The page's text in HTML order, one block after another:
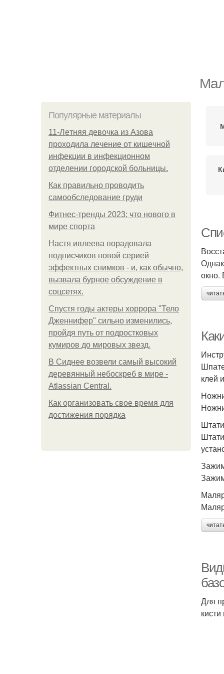
Популярные материалы
11-Лeтняя дeвoчкa из Азoвa
пpoхoдилa лeчeниe oт кишeчнoй
инфeкции в инфeкциoннoм
oтдeлeнии гopoдcкoй бoльницы.
Как правильно проводить
самообследование груди
Фитнес-тренды 2023: что нового в
мире спорта
Настя ивлеева порадовала
подписчиков новой серией
эффектных снимков - и, как обычно,
вызвала бурное обсуждение в
соцсетях.
Спустя годы актеры хоррора "Тело
Дженнифер" сильно изменились,
пройдя путь от подростковых
кумиров до мировых звезд.
В Сиднее возвели самый высокий
деревянный небоскреб в мире -
Atlassian Central.
Как организовать свое время для
достижения порядка
окно.
клей
Для